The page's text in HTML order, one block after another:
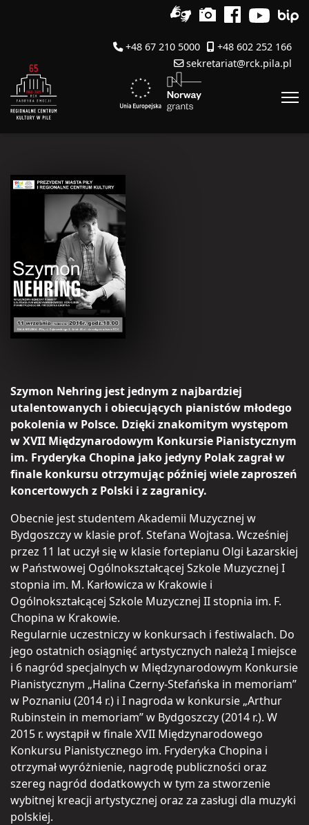
+48 67 210 5000
+48 602 252 166
sekretariat@rck.pila.pl
Szymon Nehring jest jednym z najbardziej
utalentowanych i obiecujących pianistów młodego
pokolenia w Polsce. Dzięki znakomitym występom
w XVII Międzynarodowym Konkursie Pianistycznym
im. Fryderyka Chopina jako jedyny Polak zagrał w
finale konkursu otrzymując później wiele zaproszeń
koncertowych z Polski i z zagranicy.
Obecnie jest studentem Akademii Muzycznej w
Bydgoszczy w klasie prof. Stefana Wojtasa. Wcześniej
przez 11 lat uczył się w klasie fortepianu Olgi Łazarskiej
w Państwowej Ogólnokształcącej Szkole Muzycznej I
stopnia im. M. Karłowicza w Krakowie i
Ogólnokształcącej Szkole Muzycznej II stopnia im. F.
Chopina w Krakowie.
Regularnie uczestniczy w konkursach i festiwalach. Do
jego ostatnich osiągnięć artystycznych należą I miejsce
i 6 nagród specjalnych w Międzynarodowym Konkursie
Pianistycznym „Halina Czerny-Stefańska in memoriam”
w Poznaniu (2014 r.) i I nagroda w konkursie „Arthur
Rubinstein in memoriam” w Bydgoszczy (2014 r.). W
2015 r. wystąpił w finale XVII Międzynarodowego
Konkursu Pianistycznego im. Fryderyka Chopina i
otrzymał wyróżnienie, nagrodę publiczności oraz
szereg nagród dodatkowych w tym za stworzenie
wybitnej kreacji artystycznej oraz za zasługi dla muzyki
polskiej.